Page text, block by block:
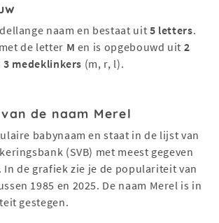
naam en bestaat uit 5 letters.
de letter M en is opgebouwd uit 2
3 medeklinkers (m, r, l).
de naam Merel
babynaam en staat in de lijst van
(SVB) met meest gegeven
In de grafiek zie je de populariteit van
1985 en 2025. De naam Merel is in
gestegen.